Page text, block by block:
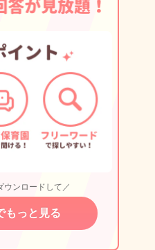
ウンロードして／
もっと見る